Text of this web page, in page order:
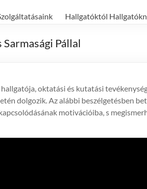
Hallgatóktól
Pállal
oktatási és kutatási
dolgozik. Az alábbi beszélgetésben
motivációiba, s